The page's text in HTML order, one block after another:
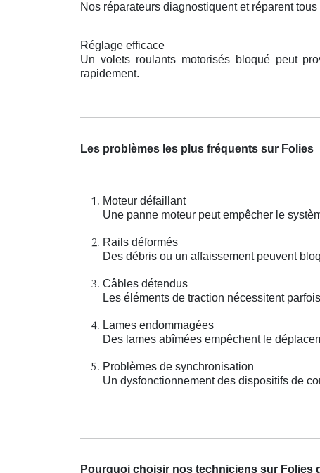
Nos réparateurs diagnostiquent et réparent
Réglage efficace
Un volets roulants motorisés bloqué peut
rapidement.
Les problèmes les plus fréquents sur Folies
Moteur défaillant
Une panne moteur peut empêcher le
Rails déformés
Des débris ou un affaissement peuvent
Câbles détendus
Les éléments de traction nécessitent
Lames endommagées
Des lames abîmées empêchent le
Problèmes de synchronisation
Un dysfonctionnement des dispositifs de
Pourquoi choisir nos techniciens sur Folies